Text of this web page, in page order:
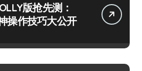
版抢先测：
操作技巧大公开